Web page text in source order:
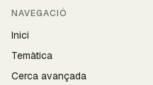
NAVEGACIÓ
Inici
Temàtica
Cerca avançada